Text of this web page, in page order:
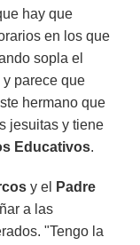
hay que
en los que
sopla el
parece que
hermano que
jesuitas y tiene
Educativos.
y el
Padre
a las
"Tengo la